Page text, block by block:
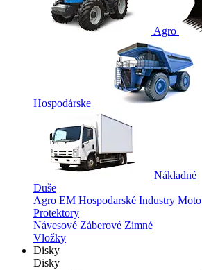
Agro
Hospodárske
Nákladné
Duše
Agro EM Hospodarské Industry Moto
Protektory
Návesové Záberové Zimné
Vložky
Disky
Disky